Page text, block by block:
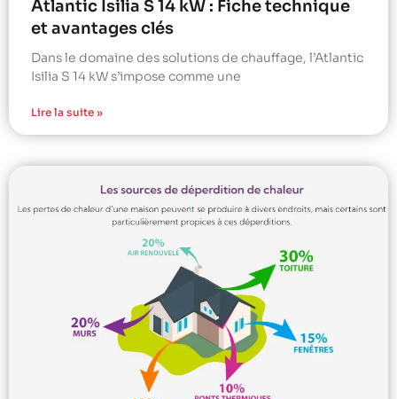
Atlantic Isilia S 14 kW : Fiche technique
et avantages clés
Dans le domaine des solutions de chauffage, l’Atlantic
Isilia S 14 kW s’impose comme une
Lire la suite »